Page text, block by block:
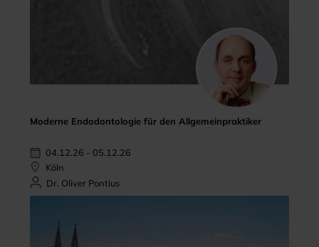
Moderne Endodontologie für den Allgemeinpraktiker
04.12.26 - 05.12.26
Köln
Dr. Oliver Pontius